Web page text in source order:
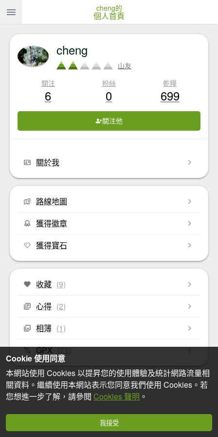
cheng的
個人首頁
cheng
山友
關注
6
粉絲
0
乾糧
699
關注他
關於我
路線地圖
獲得徽章
獲得寶石
收藏 (9)
心得 (2)
相簿 (1)
GPX (71)
Cookie 使用同意
本網站使用 Cookies 以提昇您的使用體驗及統計網路流量相
關資料。繼續使用本網站表示您同意我們使用 Cookies。若
您想進一步了解，請參閱 Cookies 聲明 。
我接受